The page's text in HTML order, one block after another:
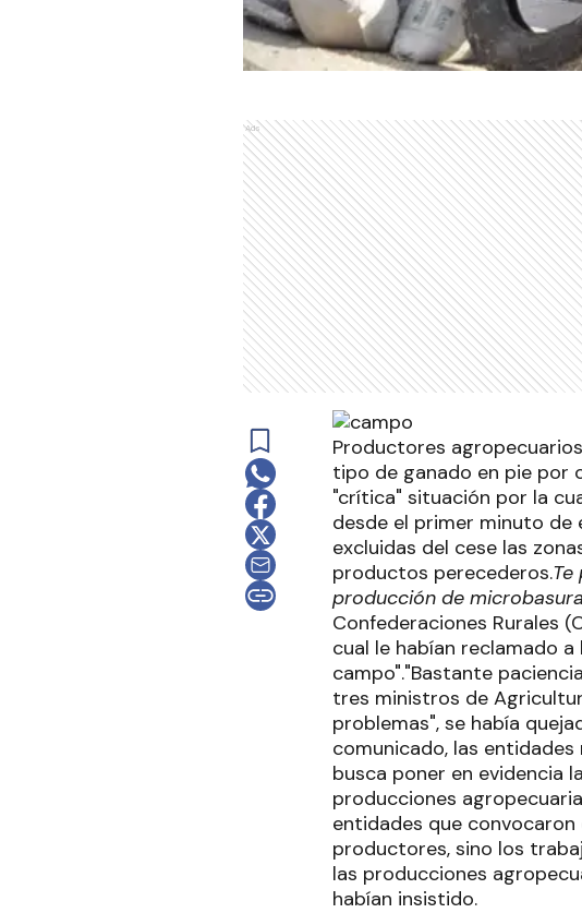
Ads
Productores
tipo de ganado en pie por
"crítica" situación por la
desde el primer minuto de
excluidas del cese las
productos perecederos.Te
producción de
Confederaciones Rurales
cual le habían reclamado
campo"."Bastante
tres ministros de
problemas", se había
comunicado, las
busca poner en evidencia
producciones
entidades que
productores, sino los
las producciones
habían insistido.